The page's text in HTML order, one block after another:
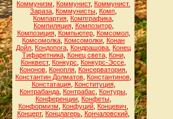
Коммунизм
Коммунист, Коммунист.
Зараза Коммунисты Комп
Компартия Компграфика
Компиляция, Композитор,
Композиция, Компьютер, Комсомол,
Комсомолка Комсомолки Конан
Дойл Кондопога Кондрашова Конец
Тифаретника, Конец света, Кони,
Конквест, Конкурс Конкурс-Эссе
Кононов Конопля Консерватория
Константин Долматов Константинов
Констатация, Конституция,
Контрабанда Контрабас Контуры
Конференции Конфеты
Конформизм
Конфуций Концевич
Концерт, Концлагерь Кончаловский